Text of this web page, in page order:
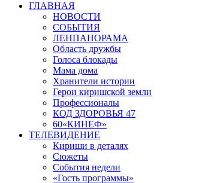
ГЛАВНАЯ
НОВОСТИ
СОБЫТИЯ
ЛЕНПАНОРАМА
Область дружбы
Голоса блокады
Мама дома
Хранители истории
Герои киришской земли
Профессионалы
КОД ЗДОРОВЬЯ 47
60«КИНЕФ»
ТЕЛЕВИДЕНИЕ
Кириши в деталях
Сюжеты
События недели
«Гость программы»